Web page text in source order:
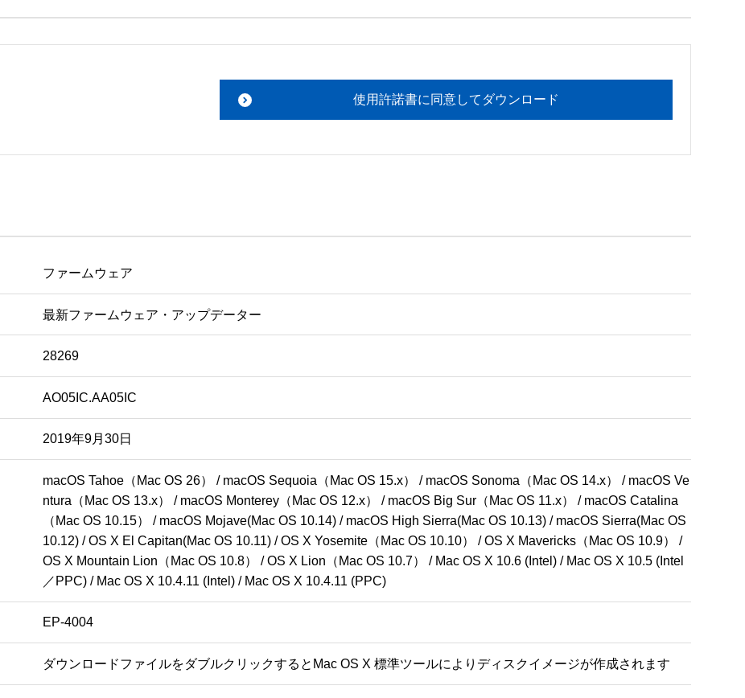
とがあります。
使用許諾書に同意してダウンロード
ファームウェア
最新ファームウェア・アップデーター
28269
AO05IC.AA05IC
2019年9月30日
macOS Tahoe（Mac OS 26） / macOS Sequoia（Mac OS 15.x） / macOS Sonoma（Mac OS 14.x） / macOS Ve
ntura（Mac OS 13.x） / macOS Monterey（Mac OS 12.x） / macOS Big Sur（Mac OS 11.x） / macOS Catalina
（Mac OS 10.15） / macOS Mojave(Mac OS 10.14) / macOS High Sierra(Mac OS 10.13) / macOS Sierra(Mac OS
10.12) / OS X El Capitan(Mac OS 10.11) / OS X Yosemite（Mac OS 10.10） / OS X Mavericks（Mac OS 10.9） /
OS X Mountain Lion（Mac OS 10.8） / OS X Lion（Mac OS 10.7） / Mac OS X 10.6 (Intel) / Mac OS X 10.5 (Intel
／PPC) / Mac OS X 10.4.11 (Intel) / Mac OS X 10.4.11 (PPC)
EP-4004
ダウンロードファイルをダブルクリックするとMac OS X 標準ツールによりディスクイメージが作成されます